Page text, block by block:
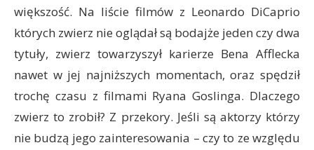
większość. Na liście filmów z Leonardo DiCaprio
których zwierz nie oglądał są bodajże jeden czy dwa
tytuły, zwierz towarzyszył karierze Bena Afflecka
nawet w jej najniższych momentach, oraz spędził
trochę czasu z filmami Ryana Goslinga. Dlaczego
zwierz to zrobił? Z przekory. Jeśli są aktorzy którzy
nie budzą jego zainteresowania – czy to ze względu